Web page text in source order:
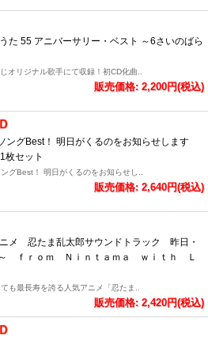
た 55 アニバーサリー・ベスト ～6さいのばら
オリジナル歌手にて収録！初CD化曲..
販売価格: 2,200円(税込)
ングBest！ 明日がくるのをお知らせします
枚セット
グBest！ 明日がくるのをお知らせし..
販売価格: 2,640円(税込)
メ 忍たま乱太郎サウンドトラック 昨日・
ｆｒｏｍ Ｎｉｎｔａｍａ ｗｉｔｈ Ｌ
も最長寿を誇る人気アニメ「忍たま..
販売価格: 2,420円(税込)